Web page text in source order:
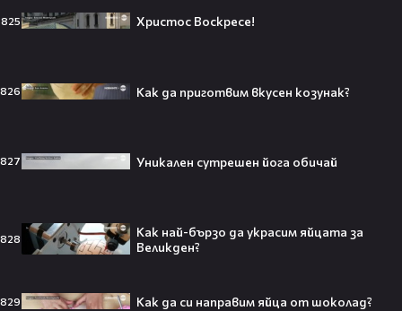
825 Христос Воскресе!
826 Как да приготвим вкусен козунак?
827 Уникален сутрешен йога обичай
828
Как най-бързо да украсим яйцата за
Великден?
829 Как да си направим яйца от шоколад?
Мадука Окойе разпалиха
сделката, която разтърси целия
чакахме🎮🤩